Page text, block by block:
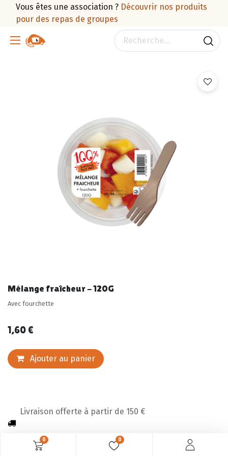
0 0
Vous êtes une association ? Découvrir nos produits
pour des repas de groupes
Mélange fraîcheur - 120G
Avec fourchette
1,60 €
Ajouter au panier
Livraison offerte à partir de 150 €